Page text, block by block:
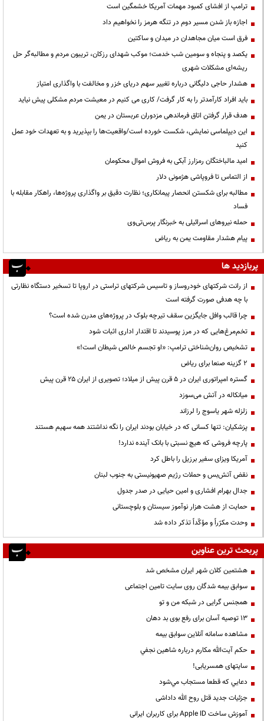
ترامپ از افشای کمبود مهمات آمریکا خشمگین است
اجازه باز شدن مسیر دوم در تنگه هرمز را نخواهیم داد
فرق است میان مجاهدان در میدان و ساکتین
یکصد و پنجاه و سومین شب خدمت؛ موکب شهدای رزکان، تریبون مردم و مطالبه‌گر حل
ریشه‌ای مشکلات شهری
هشدار حاجی دلیگانی درباره تغییر سهم دریای خزر و مخالفت با واگذاری امتیاز
باید افراد کارآمدتر را به کار گرفت/ کاری می کنیم در معیشت مردم مشکلی پیش نیاید
هدف قرار گرفتن اتاق‌ فرماندهی مزدوران عربستان در یمن
این دیپلماسی نمایشی، شکست خورده است/واقعیت‌ها را بپذیرید و به تعهدات خود عمل
کنید
امید مالباختگان رمزارز آبکی به فروش اموال محکومان
از التماس تا فروپاشی هژمونی دلار
مطالبه برای شکستن انحصار پیمانکاری؛ نظارت دقیق بر واگذاری پروژه‌ها، راهکار مقابله با
فساد
حمله نیروهای اسرائیلی به خبرنگار پرس‌تی‌وی
پیام هشدار مقاومت یمن به ریاض
پربازدید ها
از رانت‌ شرکتهای خودروساز و تاسیس شرکتهای تراستی در اروپا تا تسخیر دستگاه نظارتی
با چه هدفی صورت گرفته است
چرا قالب وافل جایگزین سقف تیرچه بلوک در پروژه‌های مدرن شده است؟
تخم‌مرغ‌هایی که در مرز پوسیدند تا اقتدار اداری اثبات شود
تشخیص روان‌شناختی ترامپ: «او تجسم خالص شیطان است!»
۲ گزینه صنعا برای ریاض
گستره امپراتوری ایران در ۵ قرن پیش از میلاد؛ تصویری از ایران ۲۵ قرن پیش
میانکاله در آتش می‌سوزد
زلزله شهر یاسوج را لرزاند
پزشکیان: تنها کسانی که در خیابان بودند ایران را نگه نداشتند همه سهیم هستند
پارچه فروشی که هیچ نسبتی با بانک آینده ندارد!
آمریکا ویزای سفیر برزیل را باطل کرد
نقض آتش‌بس و حملات رژیم صهیونیستی به جنوب لبنان
جدال بهرام افشاری و امین حیایی در صدر جدول
حمایت از هشت هزار نوآموز سیستان و بلوچستانی
وحدت مکرّراً و مؤکّداً تذکر داده شد
پربحث ترین عناوین
هشتمین کلان شهر ایران مشخص شد
سوابق بیمه شدگان روی سایت تامین اجتماعی
همجنس گرایی در شبکه من و تو
13 توصیه آسان برای رفع بوی بد دهان
مشاهده سامانه آنلاين سوابق بیمه
حكم آيت‌الله مكارم درباره شاهين نجفي
سایتهای همسریابی!
دعايي كه قطعا مستجاب مي‌شود
جزئیات جدید قتل روح الله داداشی
آموزش ساخت Apple ID برای کاربران ایرانی